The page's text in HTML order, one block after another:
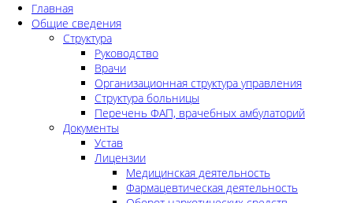
Главная
Общие сведения
Структура
Руководство
Врачи
Организационная структура управления
Структура больницы
Перечень ФАП, врачебных амбулаторий
Документы
Устав
Лицензии
Медицинская деятельность
Фармацевтическая деятельность